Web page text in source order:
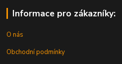
Informace pro zákazníky:
O nás
Obchodní podmínky